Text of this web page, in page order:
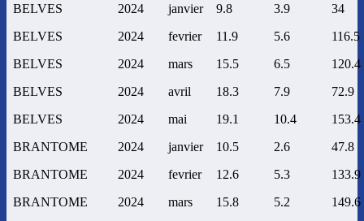
BELVES
2024 janvier 9.8 3.9
34
BELVES
2024 fevrier 11.9 5.6
116.5
BELVES
2024 mars 15.5 6.5
120.4
BELVES
2024 avril 18.3 7.9
72.9
BELVES
2024 mai 19.1 10.4
153.4
BRANTOME
2024 janvier 10.5 2.6
47.8
BRANTOME
2024 fevrier 12.6 5.3
133.9
BRANTOME
2024 mars 15.8 5.2
149.6